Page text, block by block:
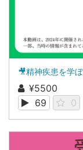
🎥精神疾患を学
¥5500
69
0